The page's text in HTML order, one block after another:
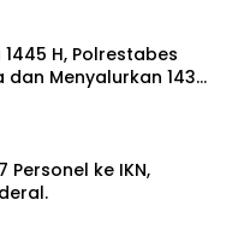
H, Polrestabes
dan Menyalurkan 143
Personel ke IKN,